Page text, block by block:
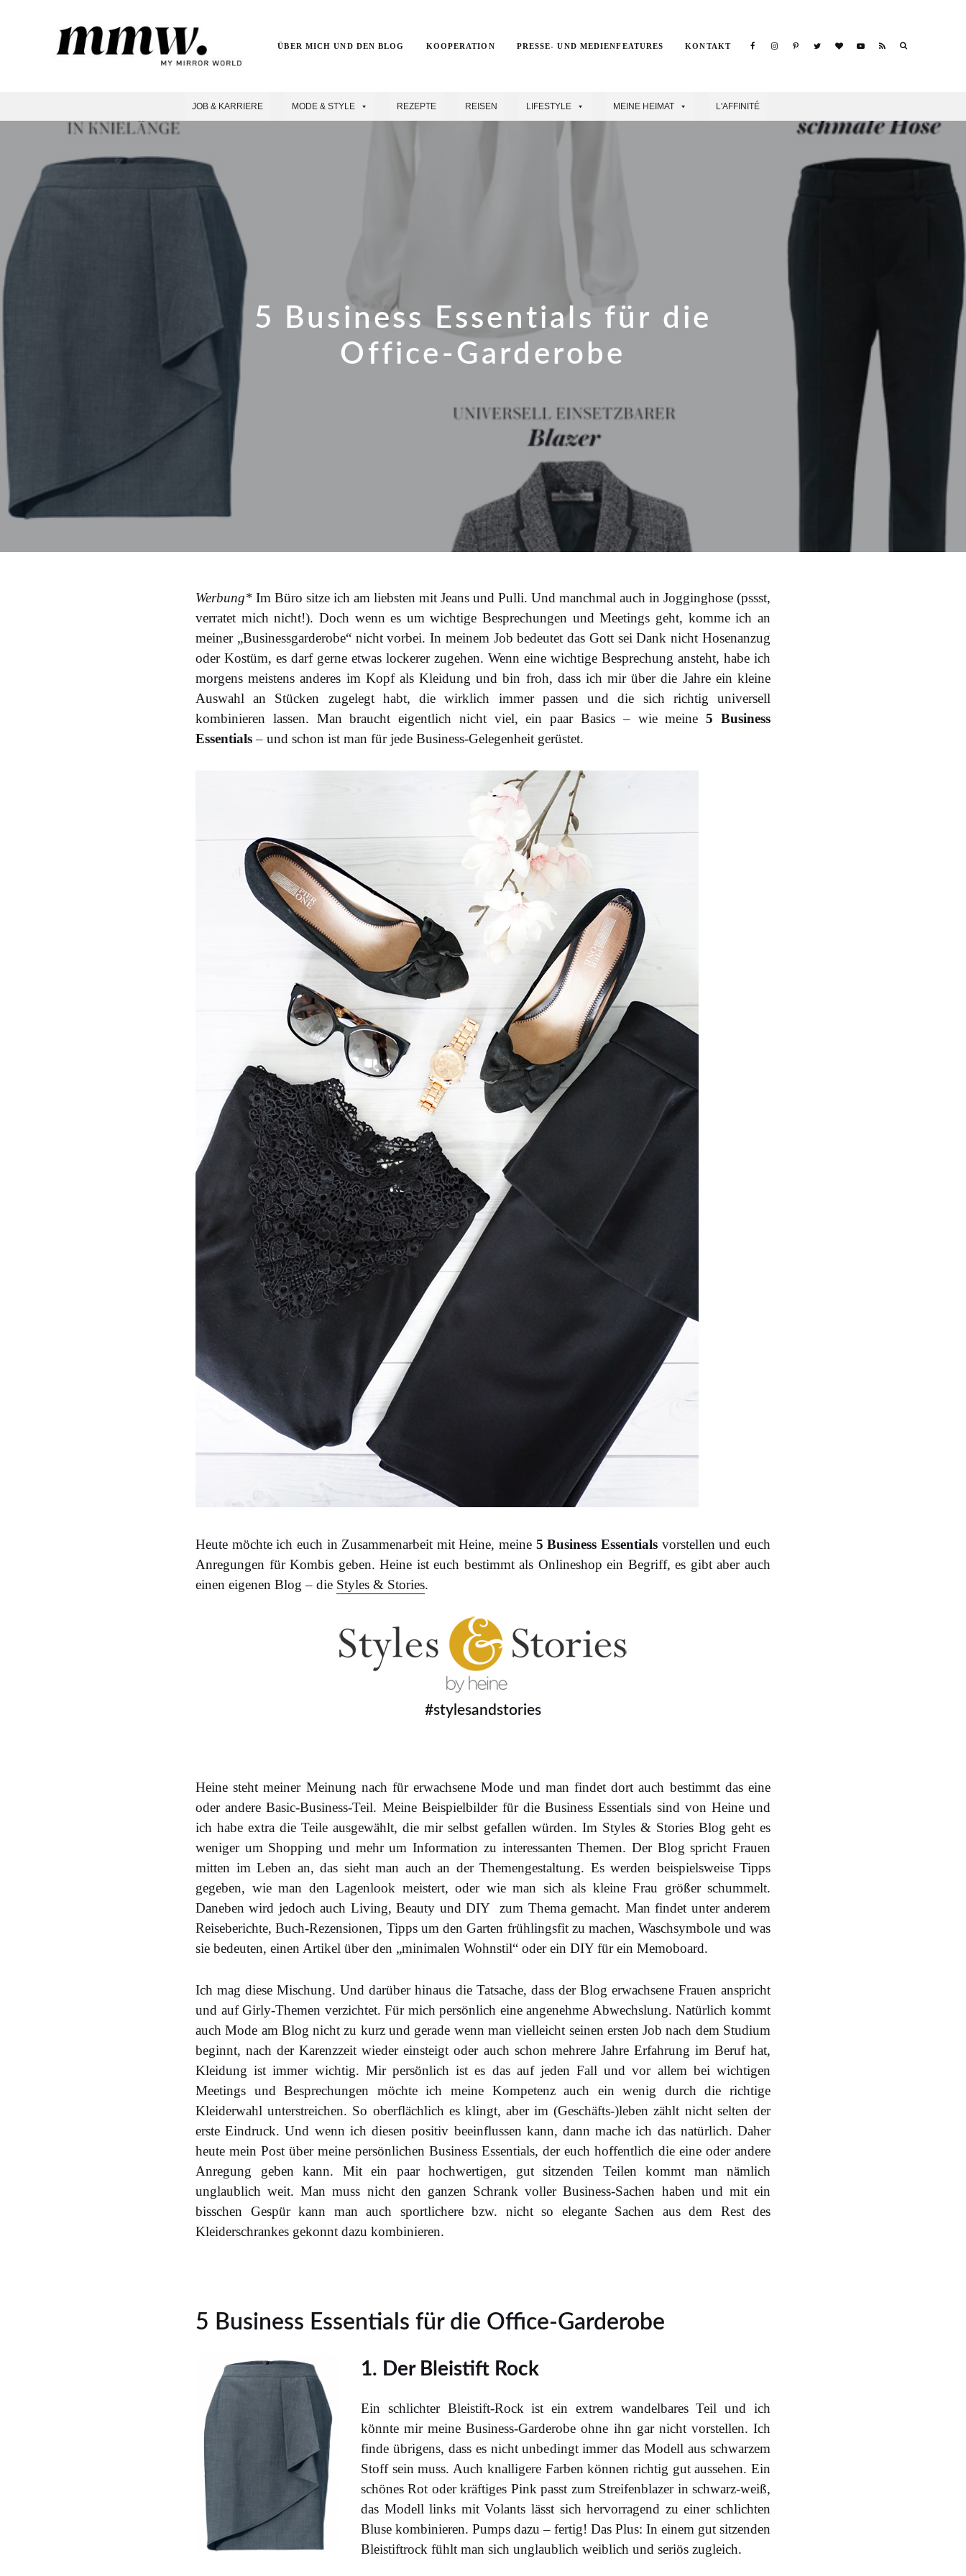
ÜBER MICH UND DEN BLOG KOOPERATION PRESSE- UND MEDIENFEATURES KONTAKT
JOB & KARRIERE MODE & STYLE REZEPTE REISEN LIFESTYLE MEINE HEIMAT L'AFFINITÉ
5 Business Essentials für die
Office-Garderobe
Werbung* Im Büro sitze ich am liebsten mit Jeans und Pulli. Und manchmal auch in Jogginghose (pssst,
verratet mich nicht!). Doch wenn es um wichtige Besprechungen und Meetings geht, komme ich an
meiner „Businessgarderobe“ nicht vorbei. In meinem Job bedeutet das Gott sei Dank nicht Hosenanzug
oder Kostüm, es darf gerne etwas lockerer zugehen. Wenn eine wichtige Besprechung ansteht, habe ich
morgens meistens anderes im Kopf als Kleidung und bin froh, dass ich mir über die Jahre ein kleine
Auswahl an Stücken zugelegt habt, die wirklich immer passen und die sich richtig universell
kombinieren lassen. Man braucht eigentlich nicht viel, ein paar Basics – wie meine5 Business
Essentials– und schon ist man für jede Business-Gelegenheit gerüstet.
Heute möchte ich euch in Zusammenarbeit mit Heine, meine 5 Business Essentials vorstellen und euch
Anregungen für Kombis geben. Heine ist euch bestimmt als Onlineshop ein Begriff, es gibt aber auch
einen eigenen Blog – die Styles & Stories.
#stylesandstories
Heine steht meiner Meinung nach für erwachsene Mode und man findet dort auch bestimmt das eine
oder andere Basic-Business-Teil. Meine Beispielbilder für die Business Essentials sind von Heine und
ich habe extra die Teile ausgewählt, die mir selbst gefallen würden. Im Styles & Stories Blog geht es
weniger um Shopping und mehr um Information zu interessanten Themen. Der Blog spricht Frauen
mitten im Leben an, das sieht man auch an der Themengestaltung. Es werden beispielsweise Tipps
gegeben, wie man den Lagenlook meistert, oder wie man sich als kleine Frau größer schummelt.
Daneben wird jedoch auch Living, Beauty und DIY zum Thema gemacht. Man findet unter anderem
Reiseberichte, Buch-Rezensionen, Tipps um den Garten frühlingsfit zu machen, Waschsymbole und was
sie bedeuten, einen Artikel über den „minimalen Wohnstil“ oder ein DIY für ein Memoboard.
Ich mag diese Mischung. Und darüber hinaus die Tatsache, dass der Blog erwachsene Frauen anspricht
und auf Girly-Themen verzichtet. Für mich persönlich eine angenehme Abwechslung. Natürlich kommt
auch Mode am Blog nicht zu kurz und gerade wenn man vielleicht seinen ersten Job nach dem Studium
beginnt, nach der Karenzzeit wieder einsteigt oder auch schon mehrere Jahre Erfahrung im Beruf hat,
Kleidung ist immer wichtig. Mir persönlich ist es das auf jeden Fall und vor allem bei wichtigen
Meetings und Besprechungen möchte ich meine Kompetenz auch ein wenig durch die richtige
Kleiderwahl unterstreichen. So oberflächlich es klingt, aber im (Geschäfts-)leben zählt nicht selten der
erste Eindruck. Und wenn ich diesen positiv beeinflussen kann, dann mache ich das natürlich. Daher
heute mein Post über meine persönlichen Business Essentials, der euch hoffentlich die eine oder andere
Anregung geben kann. Mit ein paar hochwertigen, gut sitzenden Teilen kommt man nämlich
unglaublich weit. Man muss nicht den ganzen Schrank voller Business-Sachen haben und mit ein
bisschen Gespür kann man auch sportlichere bzw. nicht so elegante Sachen aus dem Rest des
Kleiderschrankes gekonnt dazu kombinieren.
5 Business Essentials für die Office-Garderobe
1. Der Bleistift Rock
Ein schlichter Bleistift-Rock ist ein extrem wandelbares Teil und ich
könnte mir meine Business-Garderobe ohne ihn gar nicht vorstellen. Ich
finde übrigens, dass es nicht unbedingt immer das Modell aus schwarzem
Stoff sein muss. Auch knalligere Farben können richtig gut aussehen. Ein
schönes Rot oder kräftiges Pink passt zum Streifenblazer in schwarz-weiß,
das Modell links mit Volants lässt sich hervorragend zu einer schlichten
Bluse kombinieren. Pumps dazu – fertig! Das Plus: In einem gut sitzenden
Bleistiftrock fühlt man sich unglaublich weiblich und seriös zugleich.